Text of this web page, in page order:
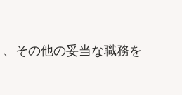
その他の妥当な職務を